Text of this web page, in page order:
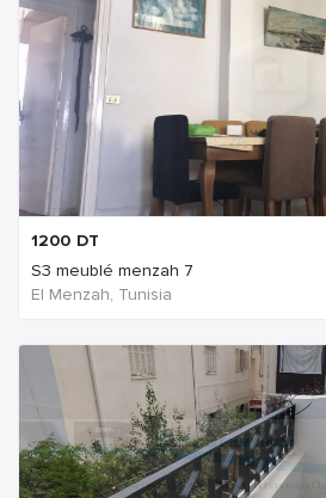
1200 DT
S3 meublé menzah 7
El Menzah, Tunisia